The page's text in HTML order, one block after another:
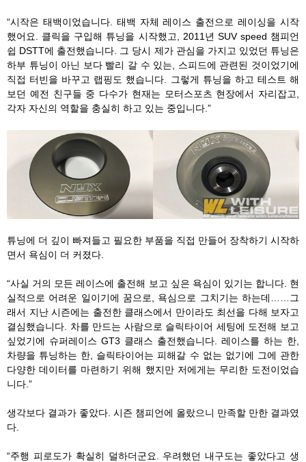
“시작은 태백이었습니다. 태백 자체 레이스 출전으로 레이싱을 시작
했어요. 클릭을 구입해 튜닝을 시작했고, 2011년 SUV speed 챔피언
쉽 DSTT에 출전했습니다. 그 당시 제가 관심을 가지고 있었던 튜닝은
하부 튜닝이 아닌 보다 빨리 갈 수 있는, 스피드에 관련된 것이었기에
직접 터빈을 바꾸고 랩핑도 했습니다. 그렇게 튜닝을 하고 테스트 해
보던 예전 친구들 중 다수가 현재는 모터스포츠 현장에서 자리잡고,
각자 자신의 역할을 충실히 하고 있는 중입니다.”
튜닝에 더 깊이 빠져들고 필요한 부품을 직접 만들어 장착하기 시작하
면서 욕심이 더 커졌다.
“사실 거의 모든 레이스에 출전해 보고 싶은 욕심이 있기는 합니다. 현
실적으로 어려운 일이기에 꿈으로, 욕심으로 그치기는 하는데……그
래서 지난 시즌에는 출전한 클래스에서 만이라도 최선을 다해 보자고
결심했습니다. 차를 만드는 사람으로 슬릭타이어 세팅에 도전해 보고
싶었기에 슈퍼레이스 GT3 클래스 출전했습니다. 레이스를 하는 한,
차량을 튜닝하는 한, 슬릭타이어는 피해갈 수 없는 없기에 그에 관한
다양한 데이터를 마련하기 위해 했지만 저에게는 무리한 도전이었습
니다.”
생각보다 결과가 좋았다. 시즌 챔피언에 올랐으니 만족할 만한 결과였
다.
“주행 피로도가 확실히 덜하더군요. 우려했던 내구도는 좋았다고 생